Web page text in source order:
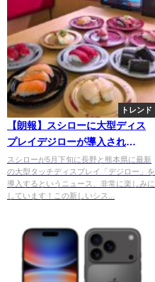
トレンド
【朗報】スシローに大型ディス
プレイデジローが導入され
た！？
スシローが5月下旬に長野と熊本県に最新
の大型タッチディスプレイ「デジロー」を
導入するというニュース、非常に楽しみに
しています！この新しいシス...